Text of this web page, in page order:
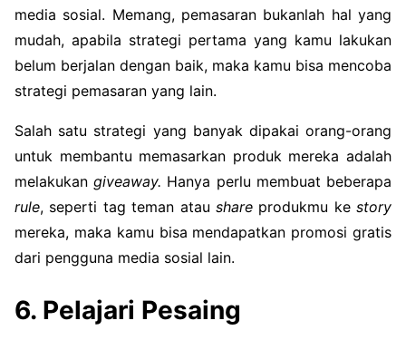
media sosial. Memang, pemasaran bukanlah hal yang
mudah, apabila strategi pertama yang kamu lakukan
belum berjalan dengan baik, maka kamu bisa mencoba
strategi pemasaran yang lain.
Salah satu strategi yang banyak dipakai orang-orang
untuk membantu memasarkan produk mereka adalah
melakukangiveaway. Hanya perlu membuat beberapa
rule, seperti tag teman atau share produkmu ke story
mereka, maka kamu bisa mendapatkan promosi gratis
dari pengguna media sosial lain.
6. Pelajari Pesaing